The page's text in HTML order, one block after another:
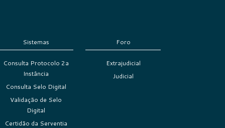
Sistemas
Consulta Protocolo 2a
Instância
Consulta Selo Digital
Validação de Selo
Digital
Certidão da Serventia
Foro
Extrajudicial
Judicial